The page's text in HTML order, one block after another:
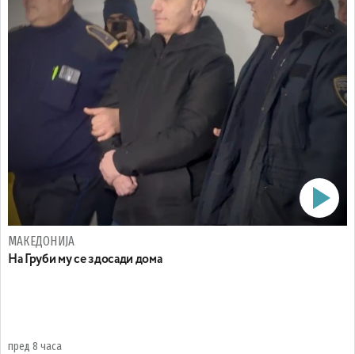
МАКЕДОНИЈА
На Груби му се здосади дома
пред 8 часа